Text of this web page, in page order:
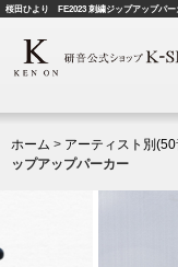
桜田ひより FE2023 刺繍ジップアップパー
ホーム > アーティスト別
ップアップパーカー